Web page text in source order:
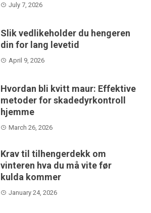
July 7, 2026
Slik vedlikeholder du hengeren
din for lang levetid
April 9, 2026
Hvordan bli kvitt maur: Effektive
metoder for skadedyrkontroll
hjemme
March 26, 2026
Krav til tilhengerdekk om
vinteren hva du må vite før
kulda kommer
January 24, 2026